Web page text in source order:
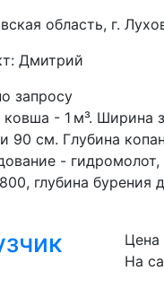
область, г.
Дмитрий
запросу
- 1 м³. Ширина
90 см. Глубина
-
глубина бурения
Цена
На